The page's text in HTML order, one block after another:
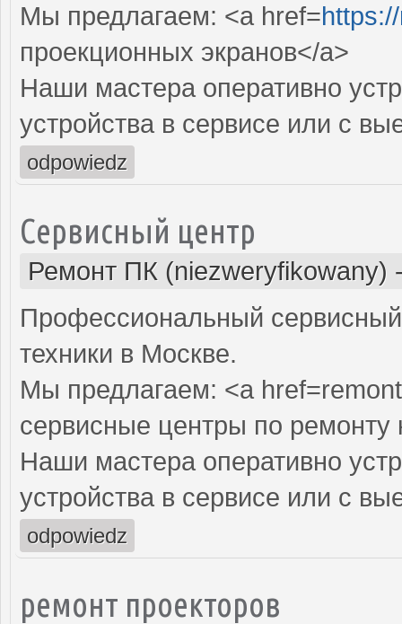
Мы предлагаем: <a href=
проекционных экранов</a>
Наши мастера оперативно
устройства в сервисе или с
odpowiedz
Сервисный центр
Ремонт ПК (niezweryfikowany)
Профессиональный
техники в Москве.
Мы предлагаем: <a
сервисные центры по ремонту
Наши мастера оперативно
устройства в сервисе или с
odpowiedz
ремонт проекторов